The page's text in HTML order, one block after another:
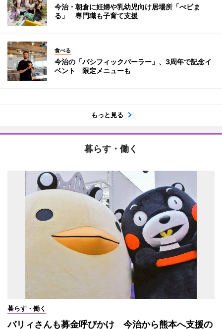
今治・朝倉に妊婦や乳幼児向け居場所「べビま
る」 専門職も子育て支援
食べる
今治の「パシフィックパーラー」、3周年で記念イ
ベント 限定メニューも
もっと見る
暮らす・働く
暮らす・働く
バリィさんも募金呼びかけ 今治から熊本へ支援の